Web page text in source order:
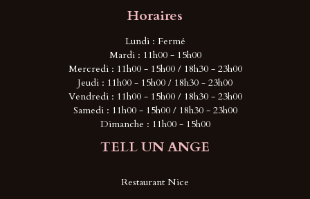
Horaires
Lundi : Fermé
Mardi : 11h00 - 15h00
Mercredi : 11h00 - 15h00 / 18h30 - 23h00
Jeudi : 11h00 - 15h00 / 18h30 - 23h00
Vendredi : 11h00 - 15h00 / 18h30 - 23h00
Samedi : 11h00 - 15h00 / 18h30 - 23h00
Dimanche : 11h00 - 15h00
TELL UN ANGE
Restaurant Nice